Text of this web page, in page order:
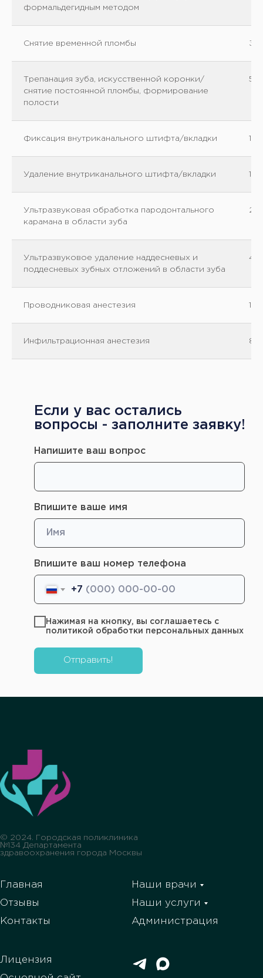
формальдегидным методом
Снятие временной пломбы
Трепанация зуба, искусственной коронки/
снятие постоянной пломбы, формирование
полости
Фиксация внутриканального штифта/вкладки
Удаление внутриканального штифта/вкладки
Ультразвуковая обработка пародонтального
карамана в области зуба
Ультразвуковое удаление наддесневых и
поддесневых зубных отложений в области зуба
Проводниковая анестезия
Инфильтрационная анестезия
Образование
• Организация: Московский
государственный медико-
Федерального агентства по
здравоохранению и социальному развитию,
• Год выдачи: 2000
• Сертификаты / аккредитация:
Стоматология терапевтическая
№1177181016700 от 16.03.2020
Если у вас остались
вопросы - заполните заявку!
Напишите ваш вопрос
Впишите ваше имя
Впишите ваш номер телефона
+7
Нажимая на кнопку, вы соглашаетесь с
политикой обработки персональных данных
Отправить!
© 2024. Городская поликлиника
№134 Департамента
здравоохранения города Москвы
Главная
Отзывы
Контакты
Наши врачи
Наши услуги
Администрация
Лицензия